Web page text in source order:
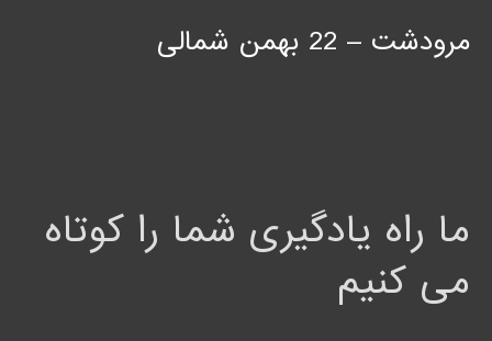
مرودشت – 22 بهمن شمالی
ما راه یادگیری شما را کوتاه
می کنیم